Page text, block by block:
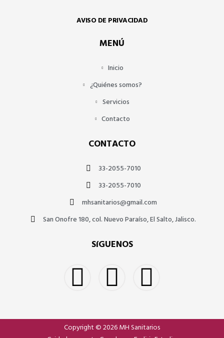
AVISO DE PRIVACIDAD
MENÚ
Inicio
¿Quiénes somos?
Servicios
Contacto
CONTACTO
33-2055-7010
33-2055-7010
mhsanitarios@gmail.com
San Onofre 180, col. Nuevo Paraíso, El Salto, Jalisco.
SíGUENOS
Copyright © 2026 MH Sanitarios